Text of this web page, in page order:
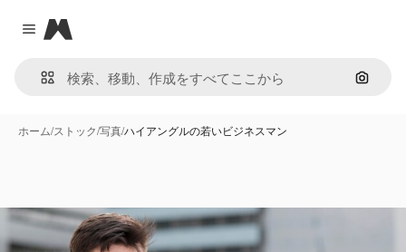
Close menu
Magnific
画像で
ホーム/ストック/写真/ハイアングルの若いビジネスマン